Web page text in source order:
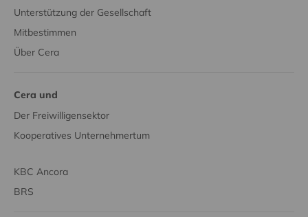
Unterstützung der Gesellschaft
Mitbestimmen
Über Cera
Cera und
Der Freiwilligensektor
Kooperatives Unternehmertum
KBC Ancora
BRS